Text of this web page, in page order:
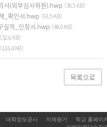
서(외부심사위원).hwp (36.5 KB)
_확인서.hwp (63.5 KB)
실적_인정서.hwp (48.0 KB)
(32.6 KB)
(116.4 KB)
목록으로
대학정보공시 자체평가
학교 홈페이